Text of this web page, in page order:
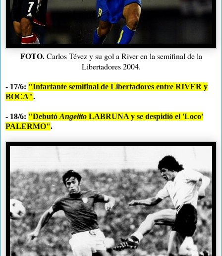
FOTO.Carlos Tévez y su gol a River en la semifinal de la
Libertadores 2004.
- 17/6: "Infartante semifinal de Libertadores entre RIVER y
BOCA".
- 18/6: "Debutó Angelito LABRUNA y se despidió el 'Loco'
PALERMO".